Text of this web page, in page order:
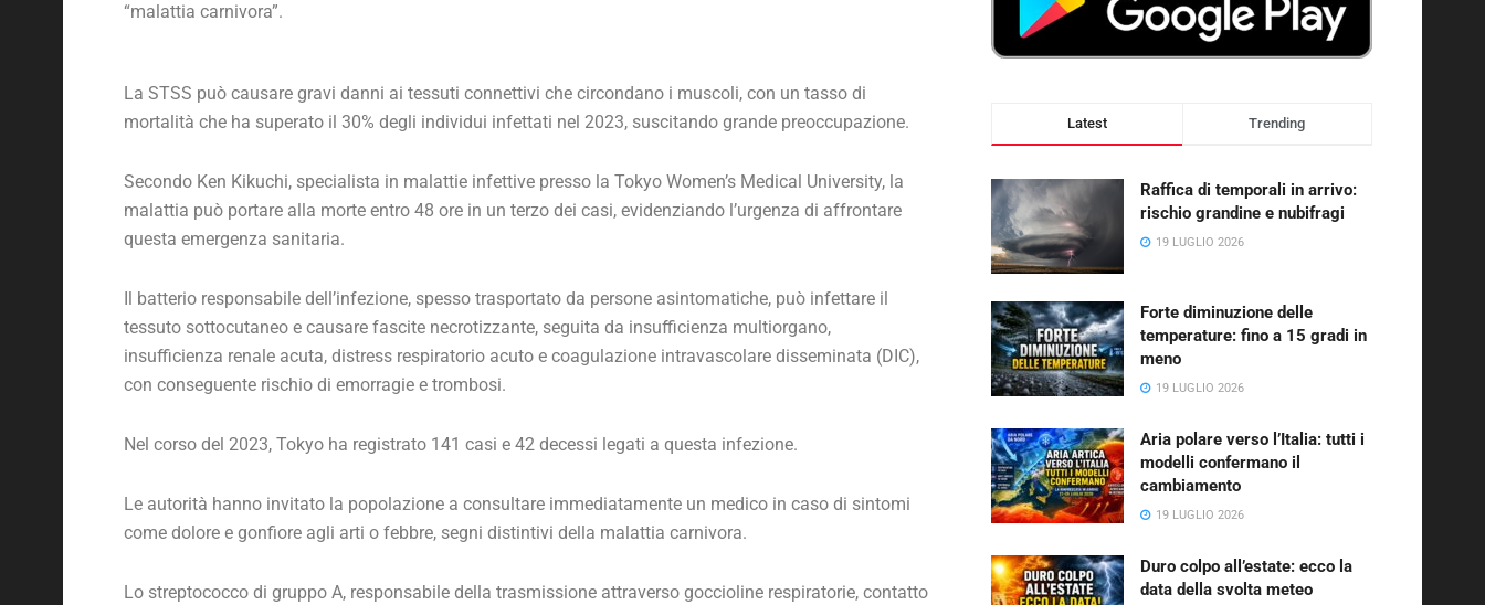
“malattia carnivora”.
La STSS può causare gravi danni ai tessuti connettivi che circondano i muscoli, con un tasso di
mortalità che ha superato il 30% degli individui infettati nel 2023, suscitando grande preoccupazione.
Secondo Ken Kikuchi, specialista in malattie infettive presso la Tokyo Women’s Medical University, la
malattia può portare alla morte entro 48 ore in un terzo dei casi, evidenziando l’urgenza di affrontare
questa emergenza sanitaria.
Il batterio responsabile dell’infezione, spesso trasportato da persone asintomatiche, può infettare il
tessuto sottocutaneo e causare fascite necrotizzante, seguita da insufficienza multiorgano,
insufficienza renale acuta, distress respiratorio acuto e coagulazione intravascolare disseminata (DIC),
con conseguente rischio di emorragie e trombosi.
Nel corso del 2023, Tokyo ha registrato 141 casi e 42 decessi legati a questa infezione.
Le autorità hanno invitato la popolazione a consultare immediatamente un medico in caso di sintomi
come dolore e gonfiore agli arti o febbre, segni distintivi della malattia carnivora.
Lo streptococco di gruppo A, responsabile della trasmissione attraverso goccioline respiratorie, contatto
Latest Trending
Raffica di temporali in arrivo:
rischio grandine e nubifragi
19 LUGLIO 2026
Forte diminuzione delle
temperature: fino a 15 gradi in
meno
19 LUGLIO 2026
Aria polare verso l’Italia: tutti i
modelli confermano il
cambiamento
19 LUGLIO 2026
Duro colpo all’estate: ecco la
data della svolta meteo